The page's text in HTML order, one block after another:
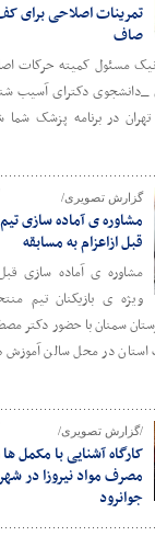
تمرینات اصلاحی برای
صاف
مسئول کمیته حرکات
_دانشجوی دکترای آسیب
در برنامه پزشک شما
گزارش تصویری/
مشاوره ی آماده سازی
قبل ازاعزام به مسابقه
مشاوره ی آماده سازی
ویژه ی بازیکنان تیم
سمنان با حضور دکتر
در محل سالن آموزش
/گزارش تصویری/
کارگاه آشنایی با مکمل
مصرف مواد نیروزا در
جوانرود